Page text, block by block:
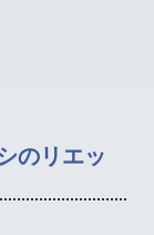
のリエッ